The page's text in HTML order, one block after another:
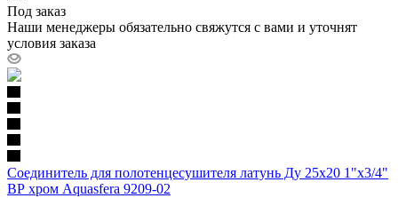
Под заказ
Наши менеджеры обязательно свяжутся с вами и уточнят
условия заказа
Соединитель для полотенцесушителя латунь Ду 25х20 1"x3/4"
ВР хром Aquasfera 9209-02